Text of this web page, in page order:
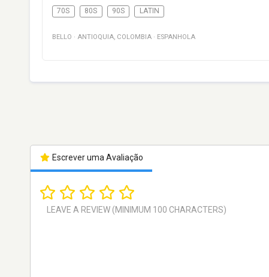
70S 80S 90S LATIN
BELLO · ANTIOQUIA, COLOMBIA · ESPANHOLA
Escrever uma Avaliação